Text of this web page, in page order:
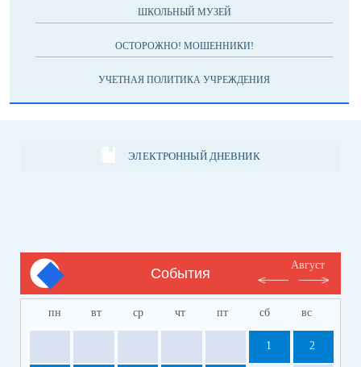
ШКОЛЬНЫЙ МУЗЕЙ
ОСТОРОЖНО! МОШЕННИКИ!
УЧЕТНАЯ ПОЛИТИКА УЧРЕЖДЕНИЯ
ЭЛЕКТРОННЫЙ ДНЕВНИК
События
Август
пн вт ср чт пт сб вс
1 2